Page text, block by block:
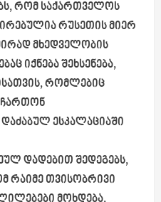
რომ საქართველოს
რუსეთის მიერ
მხედველობის
იქნება შეხსენება,
რომლებიც
ესკალაციაში
დადებით შედეგებს,
რაიმე თვისობრივი
მოხდება,